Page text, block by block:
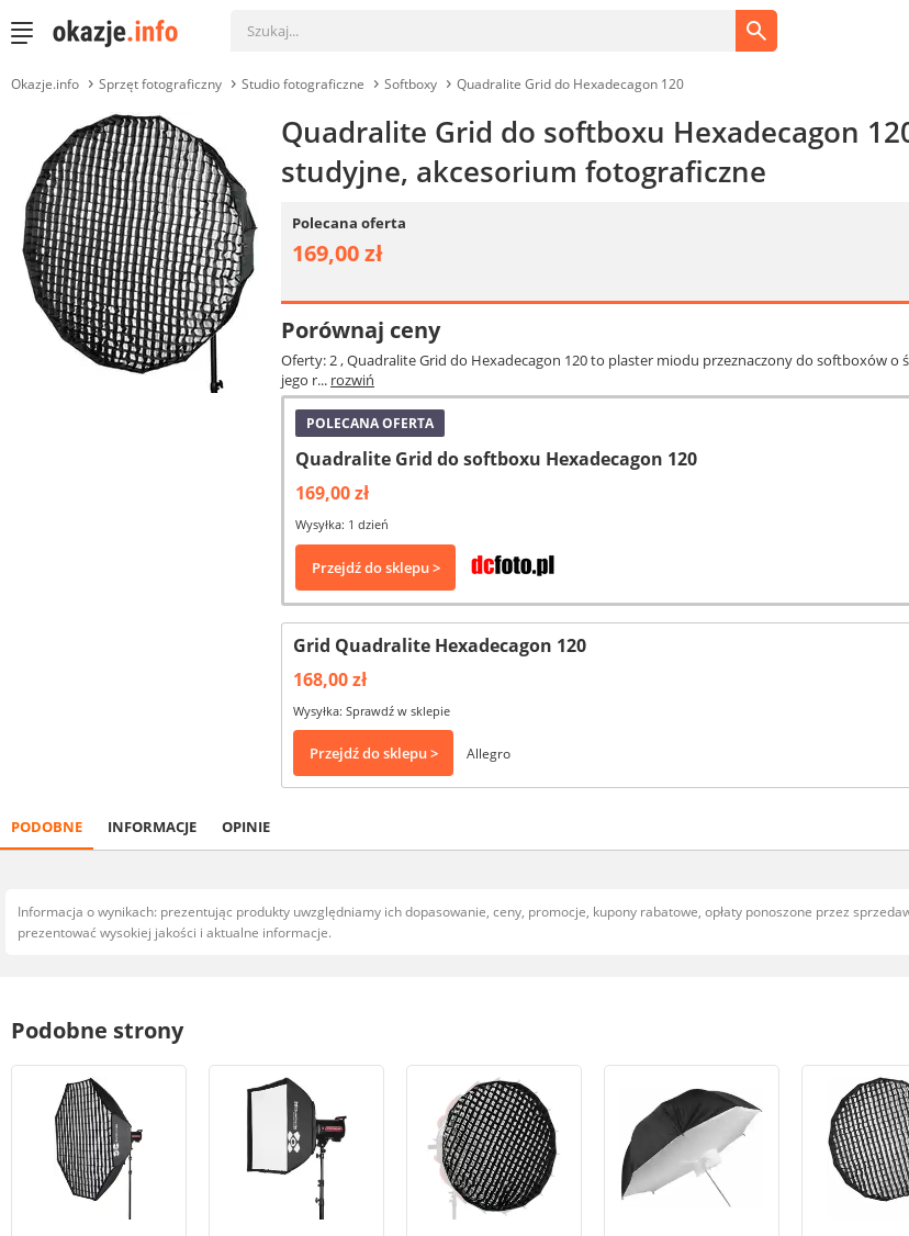
Okazje.info Sprzęt fotograficzny Studio fotograficzne Softboxy Quadralite Grid do Hexadecagon 120
Quadralite Grid do softboxu Hexadecagon
studyjne, akcesorium fotograficzne
Polecana oferta
169,00 zł
Porównaj ceny
Oferty: 2, Quadralite Grid do Hexadecagon 120 to plaster miodu przeznaczony do softboxów o
jego r... rozwiń
POLECANA OFERTA
Quadralite Grid do softboxu Hexadecagon 120
169,00 zł
Wysyłka: 1 dzień
Przejdź do sklepu >
Grid Quadralite Hexadecagon 120
168,00 zł
Wysyłka: Sprawdź w sklepie
Przejdź do sklepu > Allegro
PODOBNE INFORMACJE OPINIE
Informacja o wynikach: prezentując produkty uwzględniamy ich dopasowanie, ceny, promocje, kupony rabatowe, opłaty ponoszone przez
prezentować wysokiej jakości i aktualne informacje.
Podobne strony